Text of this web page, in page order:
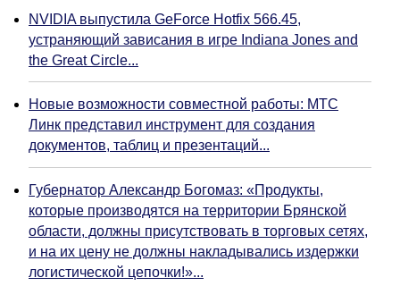
NVIDIA выпустила GeForce Hotfix 566.45,
устраняющий зависания в игре Indiana Jones and
the Great Circle...
Новые возможности совместной работы: МТС
Линк представил инструмент для создания
документов, таблиц и презентаций...
Губернатор Александр Богомаз: «Продукты,
которые производятся на территории Брянской
области, должны присутствовать в торговых сетях,
и на их цену не должны накладывались издержки
логистической цепочки!»...